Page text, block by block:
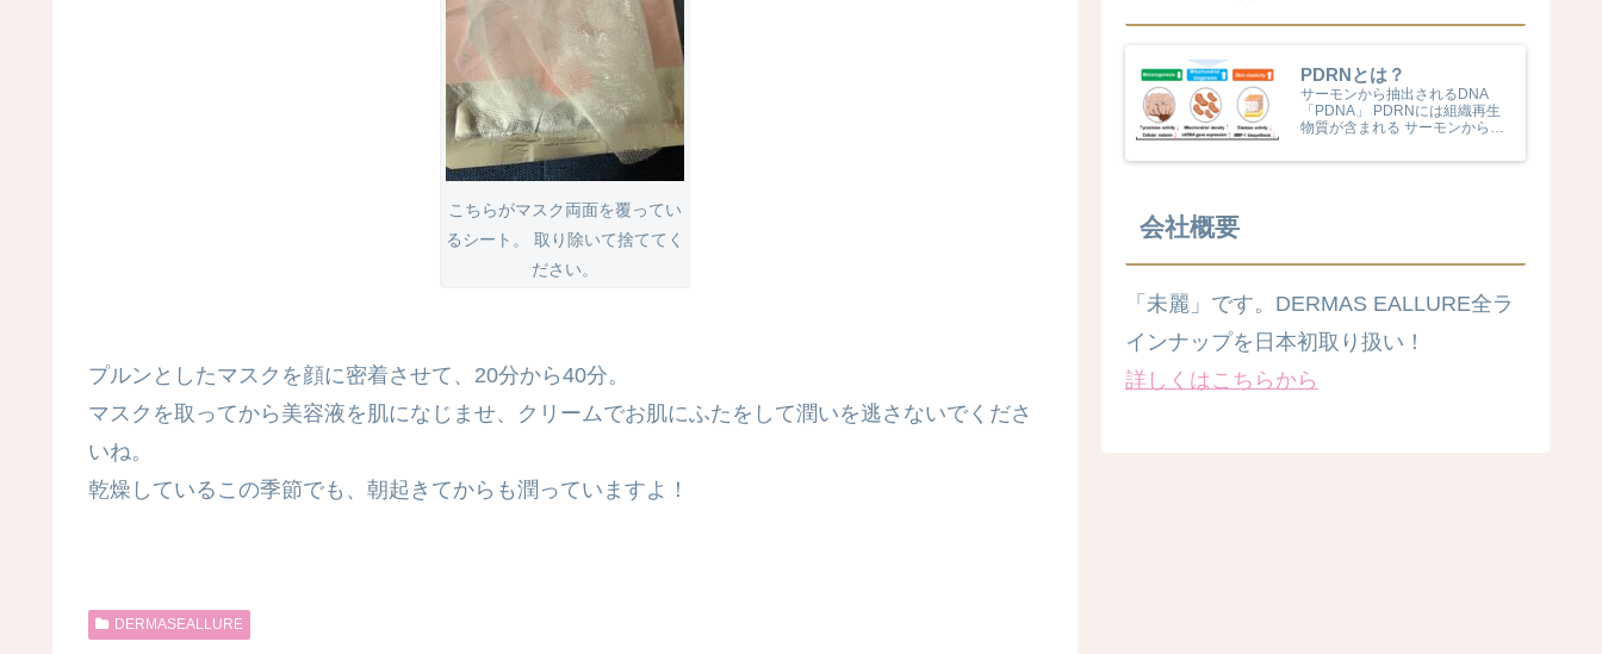
こちらがマスク両面を覆ってい
るシート。 取り除いて捨ててく
ださい。
プルンとしたマスクを顔に密着させて、20分から40分。
マスクを取ってから美容液を肌になじませ、クリームでお肌にふたをして潤いを逃さないでくださ
いね。
乾燥しているこの季節でも、朝起きてからも潤っていますよ！
DERMASEALLURE
PDRNとは？
サーモンから抽出されるDNA
「PDNA」 PDRNには組織再生
物質が含まれる サーモンからわ
シリボヌクレチド）には、傷の
会社概要
「未麗」です。DERMAS EALLURE全ラ
インナップを日本初取り扱い！
詳しくはこちらから